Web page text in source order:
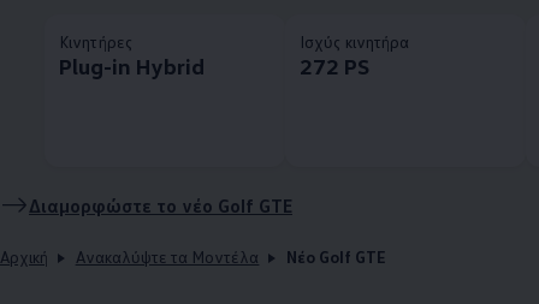
Κινητήρες
Plug-in Hybrid
Ισχύς κινητήρα
272 PS
Διαμορφώστε το νέο Golf GTE
Αρχική Ανακαλύψτε τα Μοντέλα Νέο Golf GTE